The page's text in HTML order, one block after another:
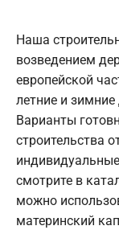
Наша
возведением
европейской
летние и
Варианты
строительства
смотрите в
можно
материнский